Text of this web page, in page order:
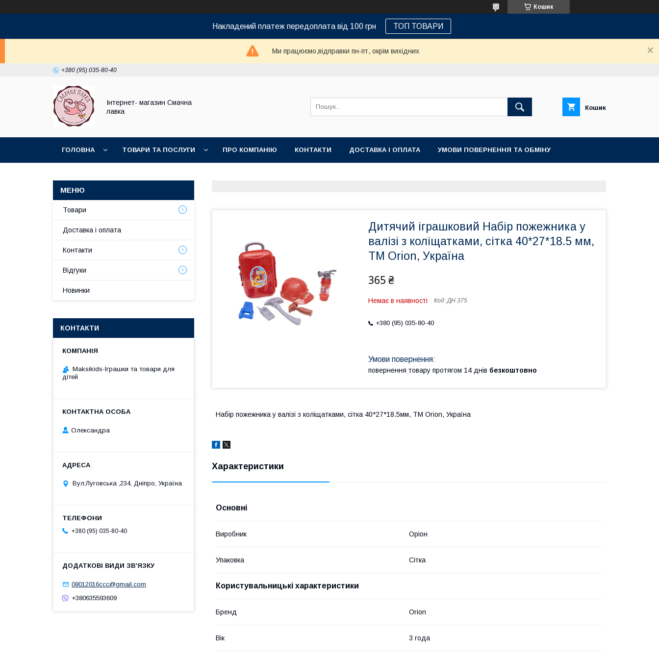
Кошик
Накладений платеж передоплата від 100 грн ТОП ТОВАРИ
Ми працюємо,відправки пн-пт, окрім вихідних
+380 (95) 035-80-40
Інтернет- магазин Смачна
лавка
Кошик
ГОЛОВНА ТОВАРИ ТА ПОСЛУГИ ПРО КОМПАНІЮ КОНТАКТИ ДОСТАВКА І ОПЛАТА УМОВИ ПОВЕРНЕННЯ ТА ОБМІНУ
Дитячий іграшковий Набір пожежника у
валізі з коліщатками, сітка 40*27*18.5 мм,
ТМ Orion, Україна
365 ₴
Немає в наявності Код:ДН 375
+380 (95) 035-80-40
повернення товару протягом 14 днів безкоштовно
Набір пожежника у валізі з коліщатками, сітка 40*27*18.5мм, ТМ Orion, Україна
Характеристики
Основні
Виробник Оріон
Упаковка Сітка
Користувальницькі характеристики
Бренд Orion
Вік 3 года
Товари
Доставка і оплата
Контакти
Відгуки
Новинки
КОНТАКТИ
Maksikids-Іграшки та товари для
дітей
Олександра
Вул.Луговська ,234, Дніпро, Україна
+380 (95) 035-80-40
08012016ccc@gmail.com
+380635593609